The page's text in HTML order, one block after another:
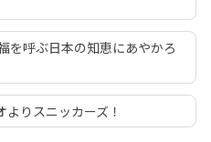
を呼ぶ日本の知恵にあやかろ
りスニッカーズ！